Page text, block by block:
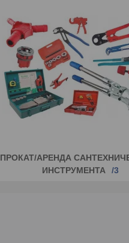
ПРОКАТ/АРЕНДА
ИНСТРУМЕНТА
3